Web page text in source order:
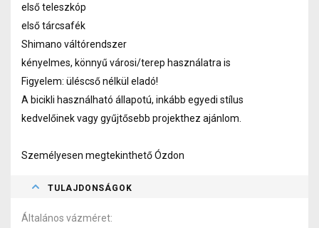
első teleszkóp
első tárcsafék
Shimano váltórendszer
kényelmes, könnyű városi/terep használatra is
Figyelem: üléscső nélkül eladó!
A bicikli használható állapotú, inkább egyedi stílus
kedvelőinek vagy gyűjtősebb projekthez ajánlom.
Személyesen megtekinthető Ózdon
TULAJDONSÁGOK
Általános vázméret